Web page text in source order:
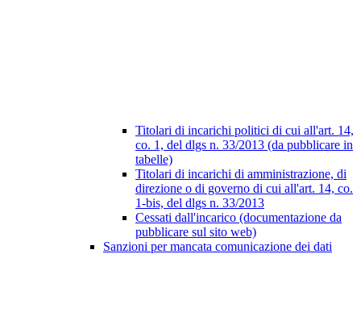
Titolari di incarichi politici di cui all'art. 14,
co. 1, del dlgs n. 33/2013 (da pubblicare in
tabelle)
Titolari di incarichi di amministrazione, di
direzione o di governo di cui all'art. 14, co.
1-bis, del dlgs n. 33/2013
Cessati dall'incarico (documentazione da
pubblicare sul sito web)
Sanzioni per mancata comunicazione dei dati